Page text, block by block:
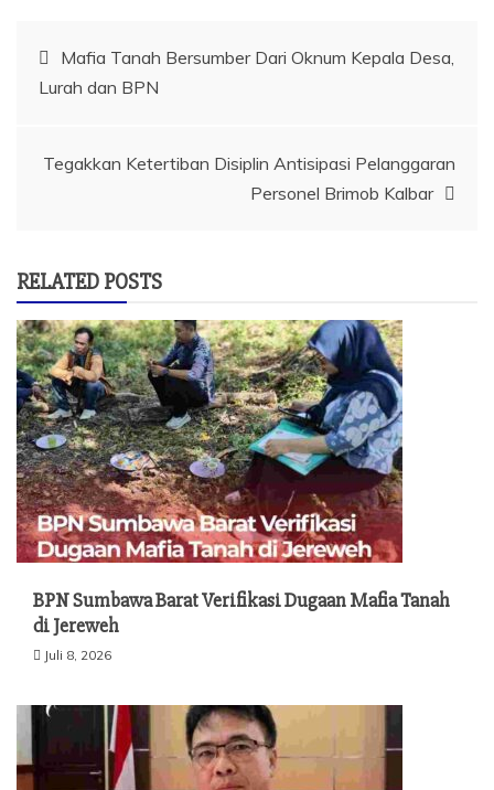
Navigasi
Mafia Tanah Bersumber Dari Oknum Kepala Desa,
Lurah dan BPN
Tegakkan Ketertiban Disiplin Antisipasi Pelanggaran
Personel Brimob Kalbar
RELATED POSTS
BPN Sumbawa Barat Verifikasi Dugaan Mafia Tanah
di Jereweh
Juli 8, 2026